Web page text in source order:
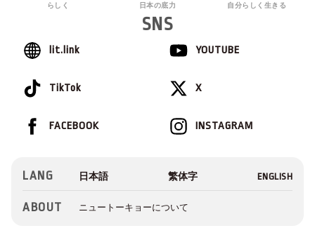
らしく 日本の底力 自分らしく生きる
SNS
lit.link YOUTUBE
TikTok X
INSTAGRAM
FACEBOOK
LANG
ABOUT ニュートーキョーについて